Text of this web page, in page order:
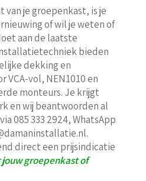
van je groepenkast, is je
of wil je weten of
aan de laatste
bieden
dekking en
VCA-vol, NEN1010 en
monteurs. Je krijgt
en wij beantwoorden al
085 333 2924, WhatsApp
direct een prijsindicatie
groepenkast of